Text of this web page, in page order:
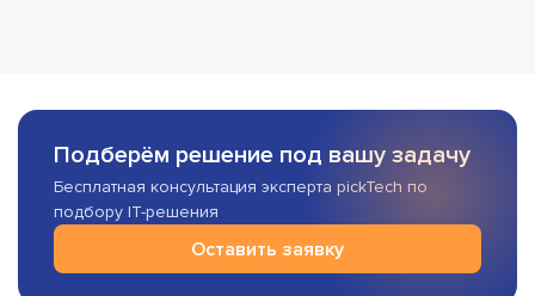
Подберём решение под вашу задачу
Бесплатная консультация эксперта pickTech по
подбору IT-решения
Оставить заявку